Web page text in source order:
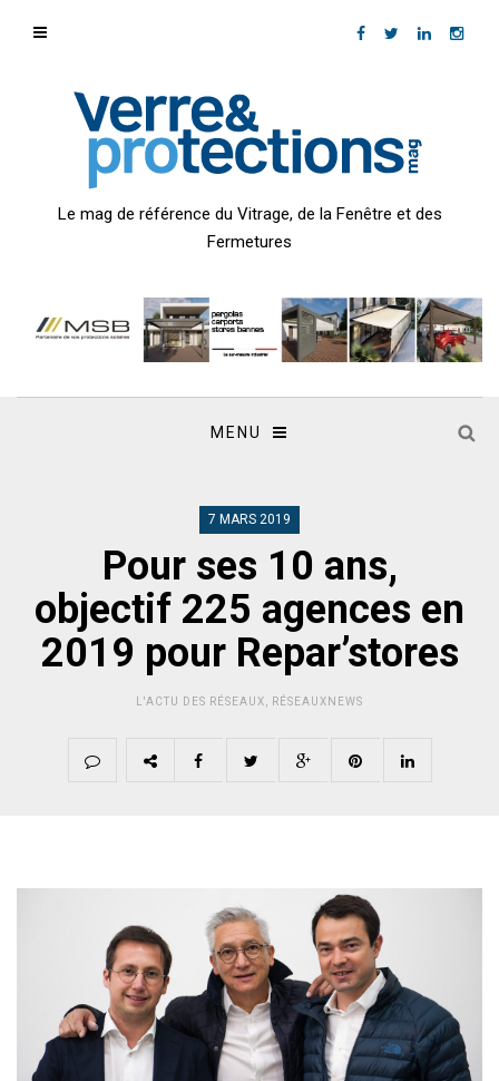
Le mag de référence du Vitrage, de la Fenêtre et des
Fermetures
MENU
7 MARS 2019
Pour ses 10 ans,
objectif 225 agences en
2019 pour Repar’stores
L'ACTU DES RÉSEAUX RÉSEAUXNEWS